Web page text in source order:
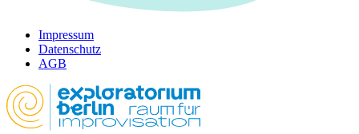
Impressum
Datenschutz
AGB